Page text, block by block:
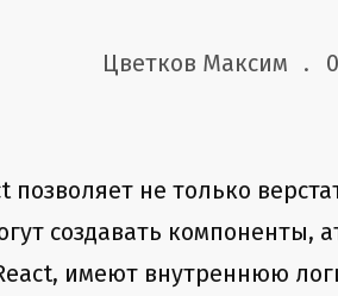
Цветков Максим
не только
создавать
имеют внутреннюю